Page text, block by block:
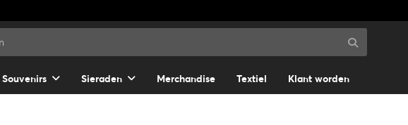
Souvenirs Sieraden Merchandise Textiel Klant worden